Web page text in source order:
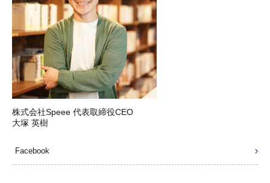
株式会社Speee 代表取締役CEO
大塚 英樹
Facebook